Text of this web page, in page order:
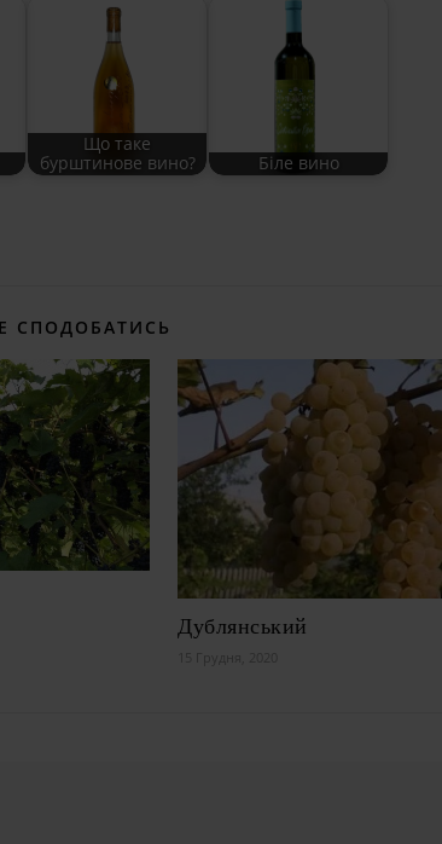
Що таке
бурштинове вино?
Біле вино
СПОДОБАТИСЬ
Дублянський
15 Грудня, 2020